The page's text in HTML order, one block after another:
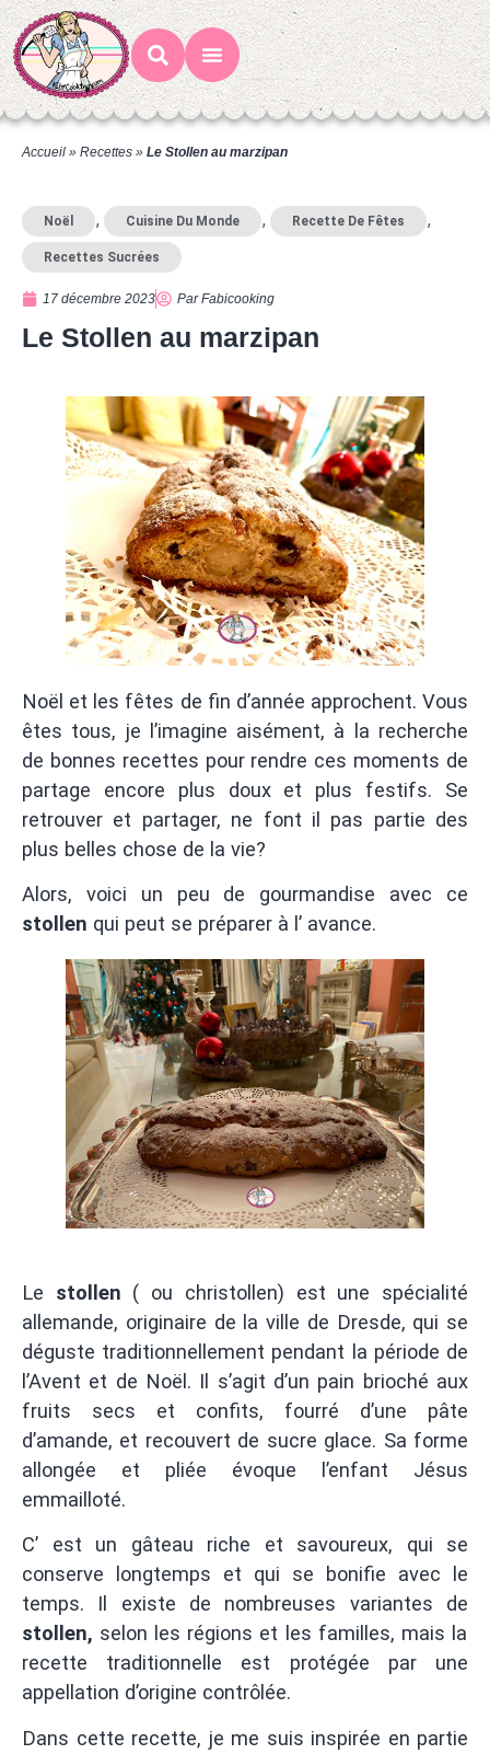
Accueil » Recettes » Le Stollen au marzipan
Noël , Cuisine Du Monde , Recette De Fêtes ,
Recettes Sucrées
17 décembre 2023 ParFabicooking
Le Stollen au marzipan
Noël et les fêtes de fin d’année approchent. Vous
êtes tous, je l’imagine aisément, à la recherche
de bonnes recettes pour rendre ces moments de
partage encore plus doux et plus festifs. Se
retrouver et partager, ne font il pas partie des
plus belles chose de la vie?
Alors, voici un peu de gourmandise avec ce
stollen qui peut se préparer à l’ avance.
Le stollen ( ou christollen) est une spécialité
allemande, originaire de la ville de Dresde, qui se
déguste traditionnellement pendant la période de
l’Avent et de Noël. Il s’agit d’un pain brioché aux
fruits secs et confits, fourré d’une pâte
d’amande, et recouvert de sucre glace. Sa forme
allongée et pliée évoque l’enfant Jésus
emmailloté.
C’ est un gâteau riche et savoureux, qui se
conserve longtemps et qui se bonifie avec le
temps. Il existe de nombreuses variantes de
stollen, selon les régions et les familles, mais la
recette traditionnelle est protégée par une
appellation d’origine contrôlée.
Dans cette recette, je me suis inspirée en partie